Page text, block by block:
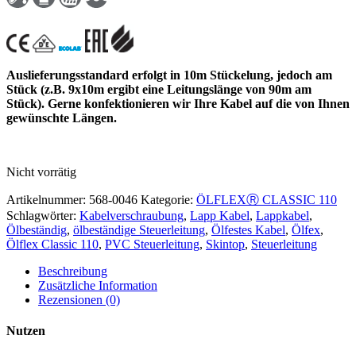
Auslieferungsstandard erfolgt in 10m Stückelung, jedoch am
Stück (z.B. 9x10m ergibt eine Leitungslänge von 90m am
Stück). Gerne konfektionieren wir Ihre Kabel auf die von Ihnen
gewünschte Längen.
Nicht vorrätig
Artikelnummer: 568-0046 Kategorie: ÖLFLEXⓇ CLASSIC 110
Schlagwörter: Kabelverschraubung, Lapp Kabel, Lappkabel,
Ölbeständig, ölbeständige Steuerleitung, Ölfestes Kabel, Ölfex,
Ölflex Classic 110, PVC Steuerleitung, Skintop, Steuerleitung
Beschreibung
Zusätzliche Information
Rezensionen (0)
Nutzen